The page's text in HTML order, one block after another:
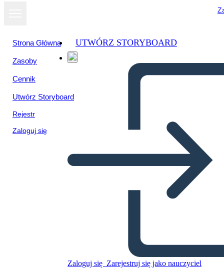
Strona Główna
Zasoby
Cennik
Utwórz Storyboard
Rejestr
Zaloguj się
UTWÓRZ STORYBOARD
Zaloguj się Zarejestruj się jako nauczyciel
Skopiuj tę scenorys